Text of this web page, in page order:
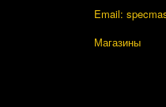
Email:
Магазины